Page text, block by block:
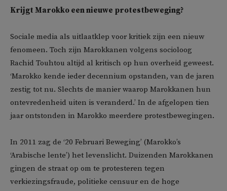
Krijgt Marokko een nieuwe protestbeweging?
Sociale media als uitlaatklep voor kritiek zijn een nieuw
fenomeen. Toch zijn Marokkanen volgens socioloog
Rachid Touhtou altijd al kritisch op hun overheid geweest.
‘Marokko kende ieder decennium opstanden, van de jaren
zestig tot nu. Slechts de manier waarop Marokkanen hun
ontevredenheid uiten is veranderd.’ In de afgelopen tien
jaar ontstonden in Marokko meerdere protestbewegingen.
In 2011 zag de ‘20 Februari Beweging’ (Marokko’s
‘Arabische lente’) het levenslicht. Duizenden Marokkanen
gingen de straat op om te protesteren tegen
verkiezingsfraude, politieke censuur en de hoge